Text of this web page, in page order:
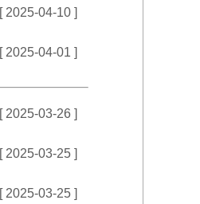
[ 2025-04-10 ]
[ 2025-04-01 ]
[ 2025-03-26 ]
[ 2025-03-25 ]
[ 2025-03-25 ]